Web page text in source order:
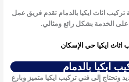
اثاث ايكيا بالدمام تقدم فريق عمل
الخدمة بشكل رائع ومثالي.
ايكيا حي الإسكان
ايكيا بالدمام
وتحتاج إلىفني تركيب ايكيا متميز وبارع